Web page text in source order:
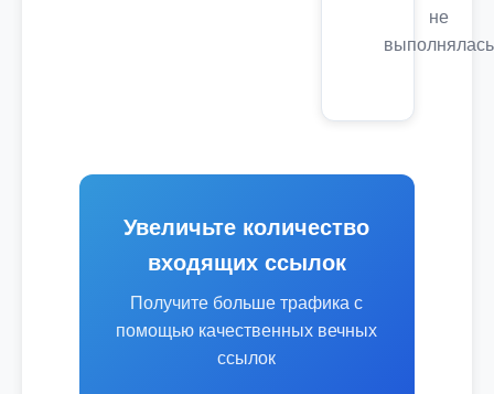
не
выполнялась
Увеличьте количество
входящих ссылок
Получите больше трафика с
помощью качественных вечных
ссылок